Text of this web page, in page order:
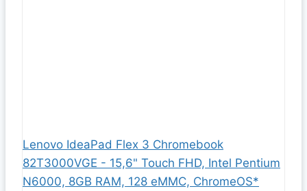
Lenovo IdeaPad Flex 3 Chromebook
82T3000VGE - 15,6" Touch FHD, Intel Pentium
N6000, 8GB RAM, 128 eMMC, ChromeOS*